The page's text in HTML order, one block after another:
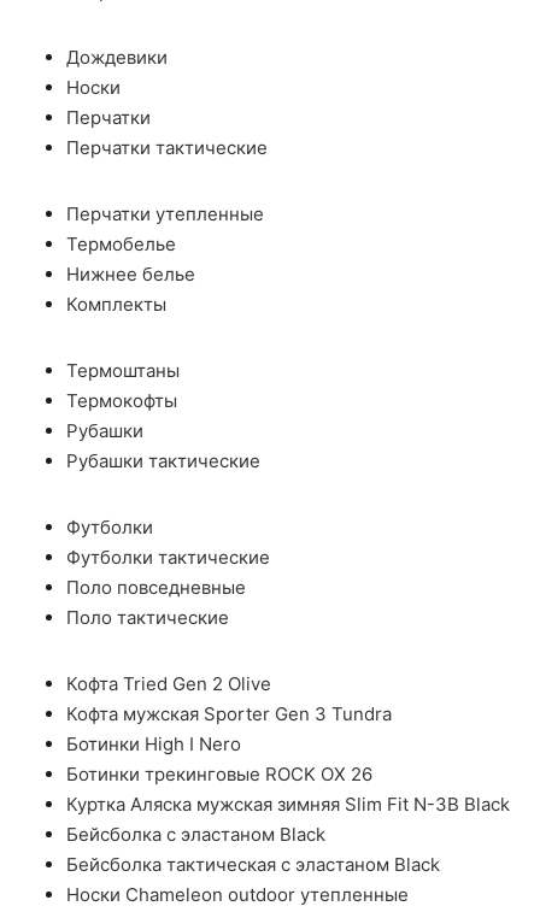
Дождевики
Носки
Перчатки
Перчатки тактические
Перчатки утепленные
Термобелье
Нижнее белье
Комплекты
Термоштаны
Термокофты
Рубашки
Рубашки тактические
Футболки
Футболки тактические
Поло повседневные
Поло тактические
Кофта Tried Gen 2 Olive
Кофта мужская Sporter Gen 3 Tundra
Ботинки High I Nero
Ботинки трекинговые ROCK OX 26
Куртка Аляска мужская зимняя Slim Fit N-3B Black
Бейсболка с эластаном Black
Бейсболка тактическая с эластаном Black
Носки Chameleon outdoor утепленные